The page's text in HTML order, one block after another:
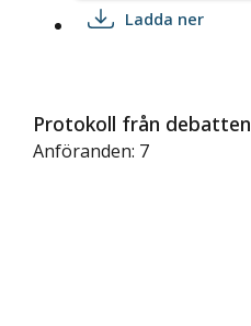
Ladda ner
Protokoll från debatten
Anföranden: 7